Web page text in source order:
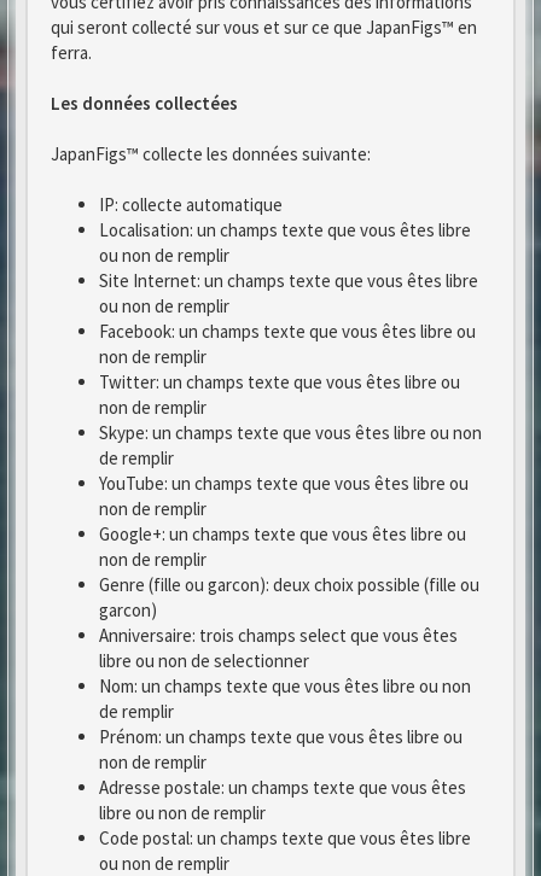
qui seront collecté sur vous et sur ce que JapanFigs™ en
ferra.
Les données collectées
JapanFigs™ collecte les données suivante:
IP: collecte automatique
Localisation: un champs texte que vous êtes libre
ou non de remplir
Site Internet: un champs texte que vous êtes libre
ou non de remplir
Facebook: un champs texte que vous êtes libre ou
non de remplir
Twitter: un champs texte que vous êtes libre ou
non de remplir
Skype: un champs texte que vous êtes libre ou non
de remplir
YouTube: un champs texte que vous êtes libre ou
non de remplir
Google+: un champs texte que vous êtes libre ou
non de remplir
Genre (fille ou garcon): deux choix possible (fille ou
garcon)
Anniversaire: trois champs select que vous êtes
libre ou non de selectionner
Nom: un champs texte que vous êtes libre ou non
de remplir
Prénom: un champs texte que vous êtes libre ou
non de remplir
Adresse postale: un champs texte que vous êtes
libre ou non de remplir
Code postal: un champs texte que vous êtes libre
ou non de remplir